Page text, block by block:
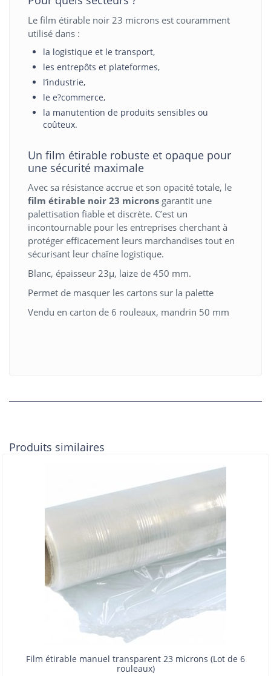
Le film étirable noir 23 microns est couramment
utilisé dans :
la logistique et le transport,
les entrepôts et plateformes,
l’industrie,
le e?commerce,
la manutention de produits sensibles ou
coûteux.
Un film étirable robuste et opaque pour
une sécurité maximale
Avec sa résistance accrue et son opacité totale, le
film étirable noir 23 microns garantit une
palettisation fiable et discrète. C’est un
incontournable pour les entreprises cherchant à
protéger efficacement leurs marchandises tout en
sécurisant leur chaîne logistique.
Blanc, épaisseur 23µ, laize de 450 mm.
Permet de masquer les cartons sur la palette
Vendu en carton de 6 rouleaux, mandrin 50 mm
Produits similaires
Film étirable manuel transparent 23 microns (Lot de 6
rouleaux)